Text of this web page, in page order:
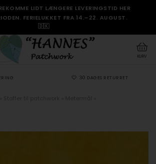
LIDT LÆNGERE LEVERINGSTID HER
FERIELUKKET FRA 14.–22. AUGUST.
🇩🇰
KURV
30 DAGES RETURRET